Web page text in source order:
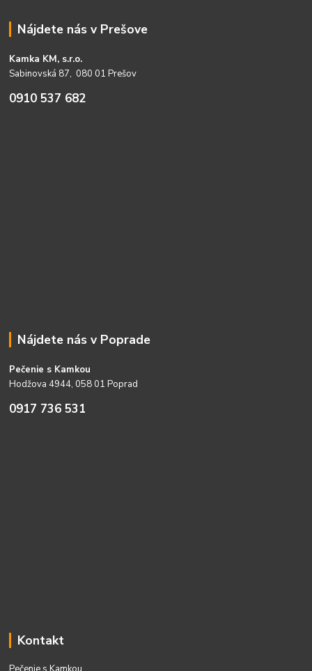
Nájdete nás v Prešove
Kamka KM, s.r.o.
Sabinovská 87, 080 01 Prešov
0910 537 682
Nájdete nás v Poprade
Pečenie s Kamkou
Hodžova 4944, 058 01 Poprad
0917 736 531
Kontakt